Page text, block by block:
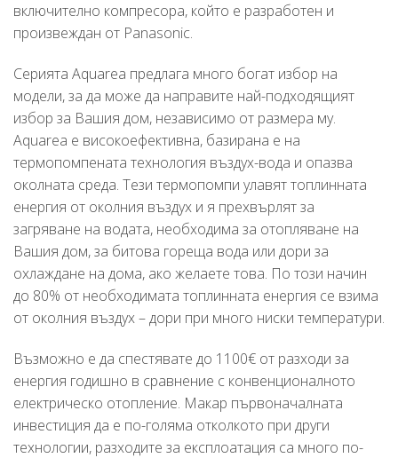
включително компресора, който е разработен и
произвеждан от Panasonic.
Серията Aquarea предлага много богат избор на
модели, за да може да направите най-подходящият
избор за Вашия дом, независимо от размера му.
Aquarea е високоефективна, базирана е на
термопомпената технология въздух-вода и опазва
околната среда. Тези термопомпи улавят топлинната
енергия от околния въздух и я прехвърлят за
загряване на водата, необходима за отопляване на
Вашия дом, за битова гореща вода или дори за
охлаждане на дома, ако желаете това. По този начин
до 80% от необходимата топлинната енергия се взима
от околния въздух – дори при много ниски температури.
Възможно е да спестявате до 1100€ от разходи за
енергия годишно в сравнение с конвенционалното
електрическо отопление. Макар първоначалната
инвестиция да е по-голяма отколкото при други
технологии, разходите за експлоатация са много по-